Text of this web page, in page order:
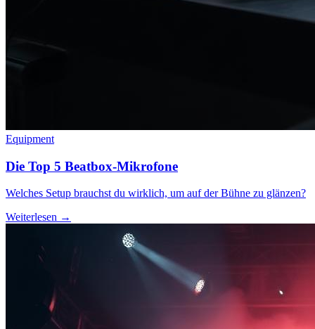
Equipment
Die Top 5 Beatbox-Mikrofone
Welches Setup brauchst du wirklich, um auf der Bühne zu glänzen?
Weiterlesen →